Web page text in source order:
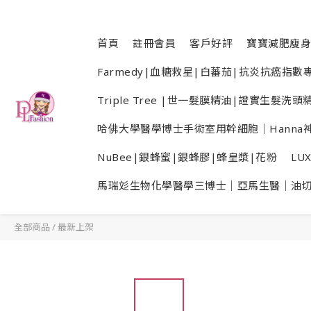
首頁 註冊會員 客戶好評 寶寶減肥廋
Farmedy|血糖救星|白蕃茄|抗炎抗癌指數
Triple Tree |世一髮膜精油|證實生髮洗頭
哈佛大學醫學博士手術室用幹細胞｜Hanna
NuBee|銀蜂蜜|銀蜂膠|蜂皇漿|花粉
馬瑞彣生物化學醫學三博士｜亞馬生醫｜油
全部商品 /最新上架